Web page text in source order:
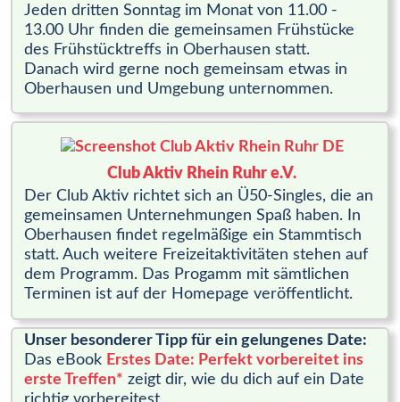
Jeden dritten Sonntag im Monat von 11.00 -
13.00 Uhr finden die gemeinsamen Frühstücke
des Frühstücktreffs in Oberhausen statt.
Danach wird gerne noch gemeinsam etwas in
Oberhausen und Umgebung unternommen.
Club Aktiv Rhein Ruhr e.V.
Der Club Aktiv richtet sich an Ü50-Singles, die an
gemeinsamen Unternehmungen Spaß haben. In
Oberhausen findet regelmäßige ein Stammtisch
statt. Auch weitere Freizeitaktivitäten stehen auf
dem Programm. Das Progamm mit sämtlichen
Terminen ist auf der Homepage veröffentlicht.
Unser besonderer Tipp für ein gelungenes Date:
Das eBook Erstes Date: Perfekt vorbereitet ins
erste Treffen* zeigt dir, wie du dich auf ein Date